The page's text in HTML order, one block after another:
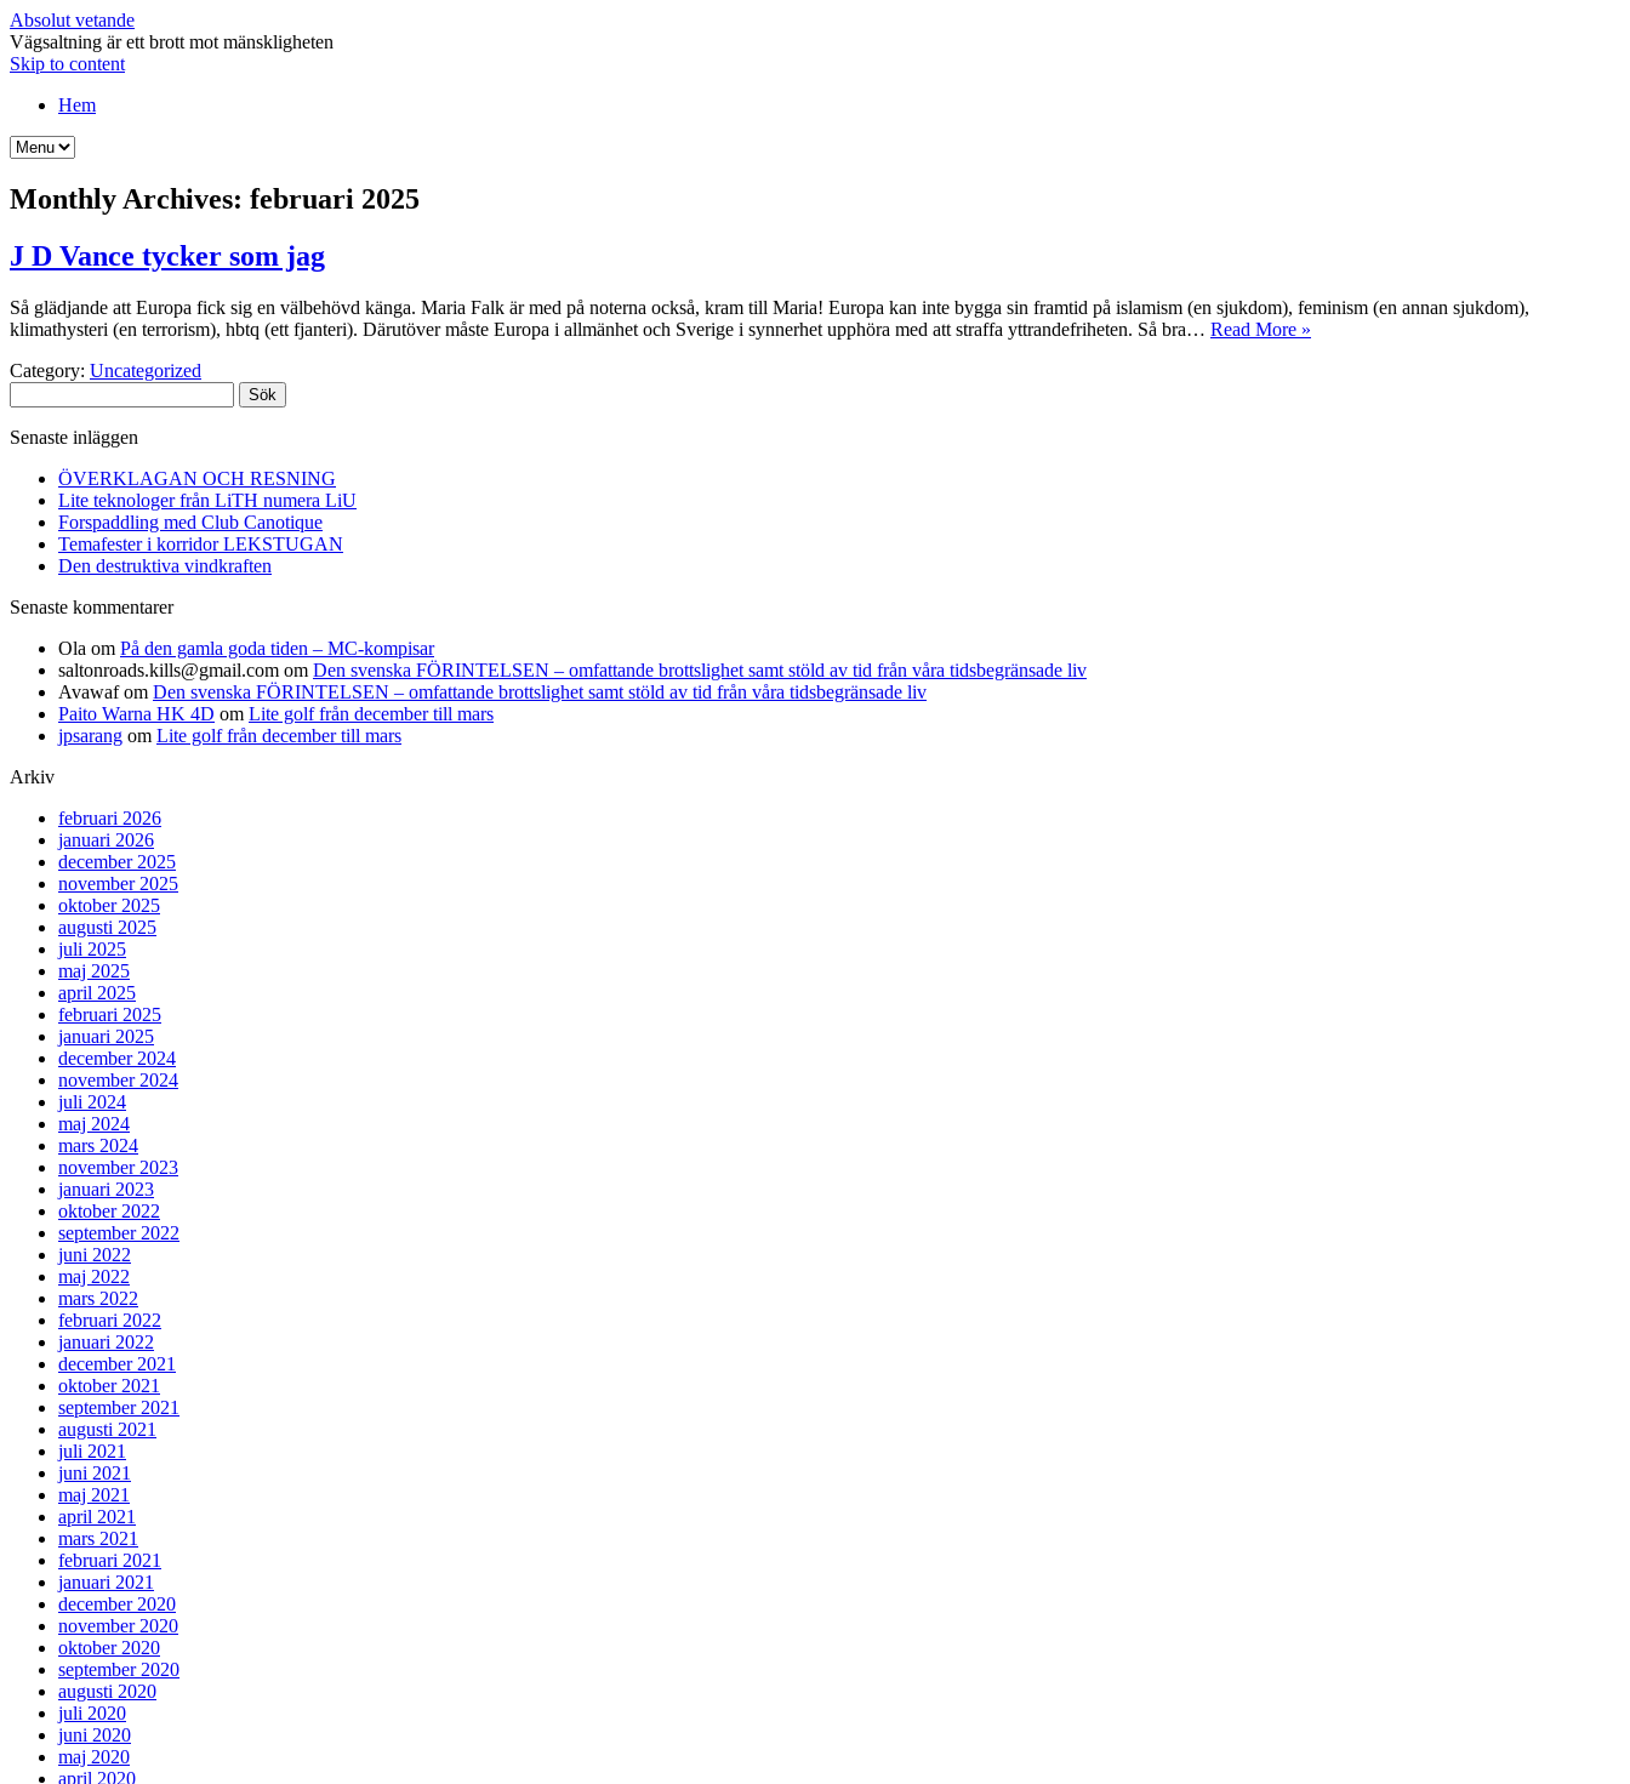
Absolut vetande
Vägsaltning är ett brott mot mänskligheten
Skip to content
Hem
Monthly Archives: februari 2025
J D Vance tycker som jag
Så glädjande att Europa fick sig en välbehövd känga. Maria Falk är med på noterna också, kram till Maria! Europa kan inte bygga sin framtid på islamism (en sjukdom), feminism (en annan sjukdom),
klimathysteri (en terrorism), hbtq (ett fjanteri). Därutöver måste Europa i allmänhet och Sverige i synnerhet upphöra med att straffa yttrandefriheten. Så bra… Read More »
Category: Uncategorized
efter:
Senaste inläggen
ÖVERKLAGAN OCH RESNING
Lite teknologer från LiTH numera LiU
Forspaddling med Club Canotique
Temafester i korridor LEKSTUGAN
Den destruktiva vindkraften
Senaste kommentarer
Ola om På den gamla goda tiden – MC-kompisar
saltonroads.kills@gmail.com om Den svenska FÖRINTELSEN – omfattande brottslighet samt stöld av tid från våra tidsbegränsade liv
Avawafom Den svenska FÖRINTELSEN – omfattande brottslighet samt stöld av tid från våra tidsbegränsade liv
Paito Warna HK 4D om Lite golf från december till mars
jpsarang om Lite golf från december till mars
Arkiv
februari 2026
januari 2026
december 2025
november 2025
oktober 2025
augusti 2025
juli 2025
maj 2025
april 2025
februari 2025
januari 2025
december 2024
november 2024
juli 2024
maj 2024
mars 2024
november 2023
januari 2023
oktober 2022
september 2022
juni 2022
maj 2022
mars 2022
februari 2022
januari 2022
december 2021
oktober 2021
september 2021
augusti 2021
juli 2021
juni 2021
maj 2021
april 2021
mars 2021
februari 2021
januari 2021
december 2020
november 2020
oktober 2020
september 2020
augusti 2020
juli 2020
juni 2020
maj 2020
april 2020